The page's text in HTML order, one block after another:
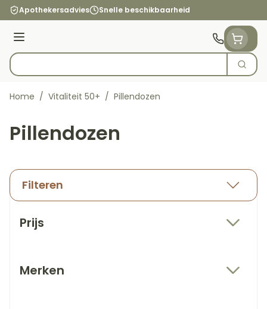
Ga naar de inhoud
Apothekersadvies Snelle beschikbaarheid
Menu
Product, merk, categorie...
Zoek
Home / Vitaliteit 50+ / Pillendozen
Pillendozen
Filteren
Prijs
Merken